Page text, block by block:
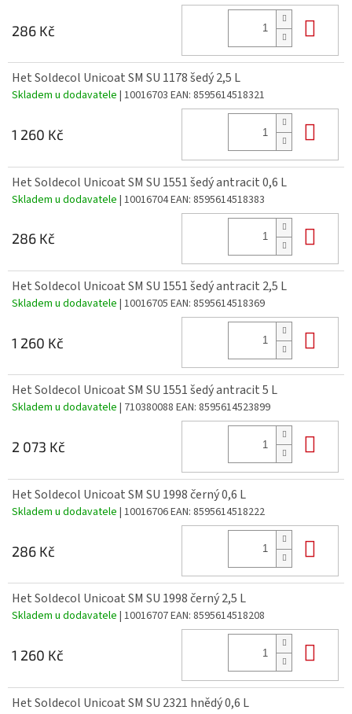
286 Kč
Het Soldecol Unicoat SM SU 1178 šedý 2,5 L
Skladem u dodavatele | 10016703 EAN: 8595614518321
1 260 Kč
Het Soldecol Unicoat SM SU 1551 šedý antracit 0,6 L
Skladem u dodavatele | 10016704EAN: 8595614518383
286 Kč
Het Soldecol Unicoat SM SU 1551 šedý antracit 2,5 L
Skladem u dodavatele | 10016705 EAN: 8595614518369
1 260 Kč
Het Soldecol Unicoat SM SU 1551 šedý antracit 5 L
Skladem u dodavatele | 710380088 EAN: 8595614523899
2 073 Kč
Het Soldecol Unicoat SM SU 1998 černý 0,6 L
Skladem u dodavatele | 10016706EAN: 8595614518222
286 Kč
Het Soldecol Unicoat SM SU 1998 černý 2,5 L
Skladem u dodavatele | 10016707EAN: 8595614518208
1 260 Kč
Het Soldecol Unicoat SM SU 2321 hnědý 0,6 L